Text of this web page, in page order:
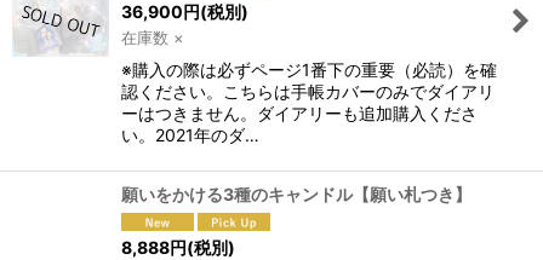
36,900 円(税別)
在庫数 ×
※購入の際は必ずページ1番下の重要（必読）を確
認ください。こちらは手帳カバーのみでダイアリ
ーはつきません。ダイアリーも追加購入くださ
い。2021年のダ…
願いをかける3種のキャンドル【願い札つき】
8,888円(税別)